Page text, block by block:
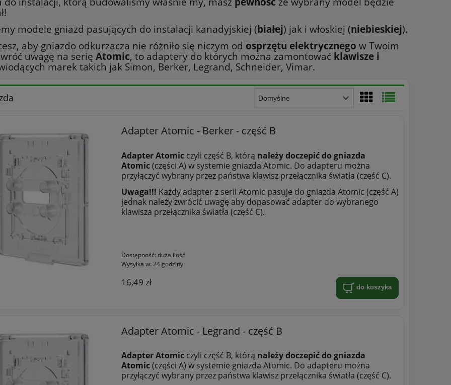
modele gniazd pasujących do instalacji kanadyjskiej (białej) jak i włoskiej (niebieskiej).
aby gniazdo odkurzacza nie różniło się niczym od osprzętu elektrycznego w Twoim
uwagę na serię Atomic, to adaptery do których można zamontować klawisze i
marek takich jak Simon, Berker, Legrand, Schneider, Vimar.
Adapter Atomic - Berker - część B
Adapter Atomicczyli część B, którą należy doczepić do gniazda
Atomic(części A) w systemie gniazda Atomic. Do adapteru można
przyłączyć wybrany przez państwa klawisz przełącznika światła (część C).
Uwaga!!! Każdy adapter z serii Atomic pasuje do gniazda Atomic (część A)
jednak należy zwrócić uwagę aby dopasować adapter do wybranego
klawisza przełącznika światła (część C).
Dostępność: duża ilość
Wysyłka w: 24 godziny
16,49 zł do koszyka
Adapter Atomic - Legrand - część B
Adapter Atomicczyli część B, którą należy doczepić do gniazda
Atomic(części A) w systemie gniazda Atomic. Do adapteru można
przyłączyć wybrany przez państwa klawisz przełącznika światła (część C).